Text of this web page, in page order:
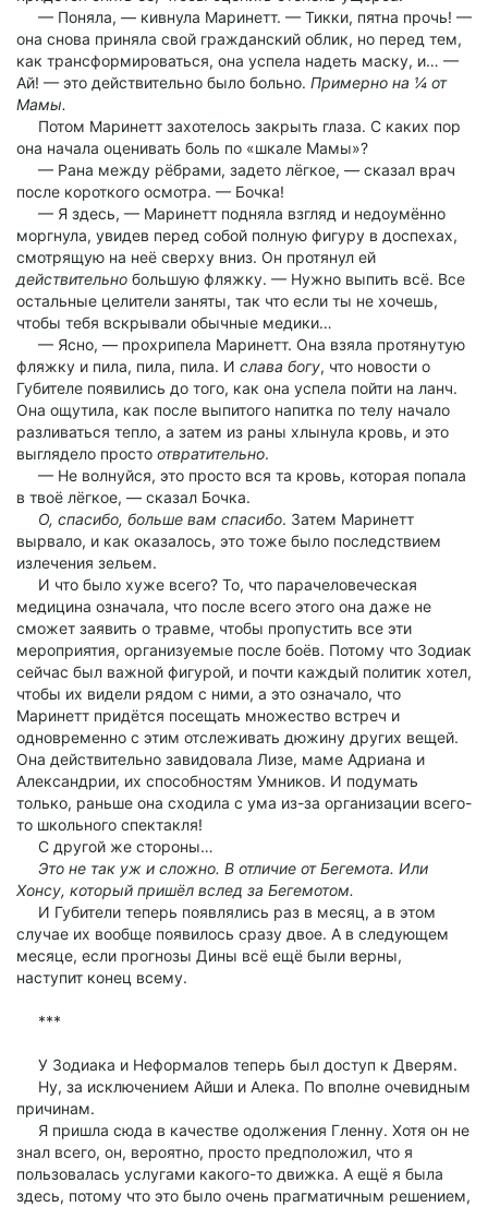
— Поняла, — кивнула Маринетт. — Тикки, пятна прочь! —
она снова приняла свой гражданский облик, но перед тем,
как трансформироваться, она успела надеть маску, и… —
Ай! — это действительно было больно. Примерно на ¼ от
Мамы.
Потом Маринетт захотелось закрыть глаза. С каких пор
она начала оценивать боль по «шкале Мамы»?
— Рана между рёбрами, задето лёгкое, — сказал врач
после короткого осмотра. — Бочка!
— Я здесь, — Маринетт подняла взгляд и недоумённо
моргнула, увидев перед собой полную фигуру в доспехах,
смотрящую на неё сверху вниз. Он протянул ей
действительно большую фляжку. — Нужно выпить всё. Все
остальные целители заняты, так что если ты не хочешь,
чтобы тебя вскрывали обычные медики…
— Ясно, — прохрипела Маринетт. Она взяла протянутую
фляжку и пила, пила, пила. И слава богу, что новости о
Губителе появились до того, как она успела пойти на ланч.
Она ощутила, как после выпитого напитка по телу начало
разливаться тепло, а затем из раны хлынула кровь, и это
выглядело просто отвратительно.
— Не волнуйся, это просто вся та кровь, которая попала
в твоё лёгкое, — сказал Бочка.
О, спасибо, больше вам спасибо. Затем Маринетт
вырвало, и как оказалось, это тоже было последствием
излечения зельем.
И что было хуже всего? То, что парачеловеческая
медицина означала, что после всего этого она даже не
сможет заявить о травме, чтобы пропустить все эти
мероприятия, организуемые после боёв. Потому что Зодиак
сейчас был важной фигурой, и почти каждый политик хотел,
чтобы их видели рядом с ними, а это означало, что
Маринетт придётся посещать множество встреч и
одновременно с этим отслеживать дюжину других вещей.
Она действительно завидовала Лизе, маме Адриана и
Александрии, их способностям Умников. И подумать
только, раньше она сходила с ума из-за организации всего-
то школьного спектакля!
С другой же стороны…
Это не так уж и сложно. В отличие от Бегемота. Или
Хонсу, который пришёл вслед за Бегемотом.
И Губители теперь появлялись раз в месяц, а в этом
случае их вообще появилось сразу двое. А в следующем
месяце, если прогнозы Дины всё ещё были верны,
наступит конец всему.
***
У Зодиака и Неформалов теперь был доступ к Дверям.
Ну, за исключением Айши и Алека. По вполне очевидным
причинам.
Я пришла сюда в качестве одолжения Гленну. Хотя он не
знал всего, он, вероятно, просто предположил, что я
пользовалась услугами какого-то движка. А ещё я была
здесь, потому что это было очень прагматичным решением,